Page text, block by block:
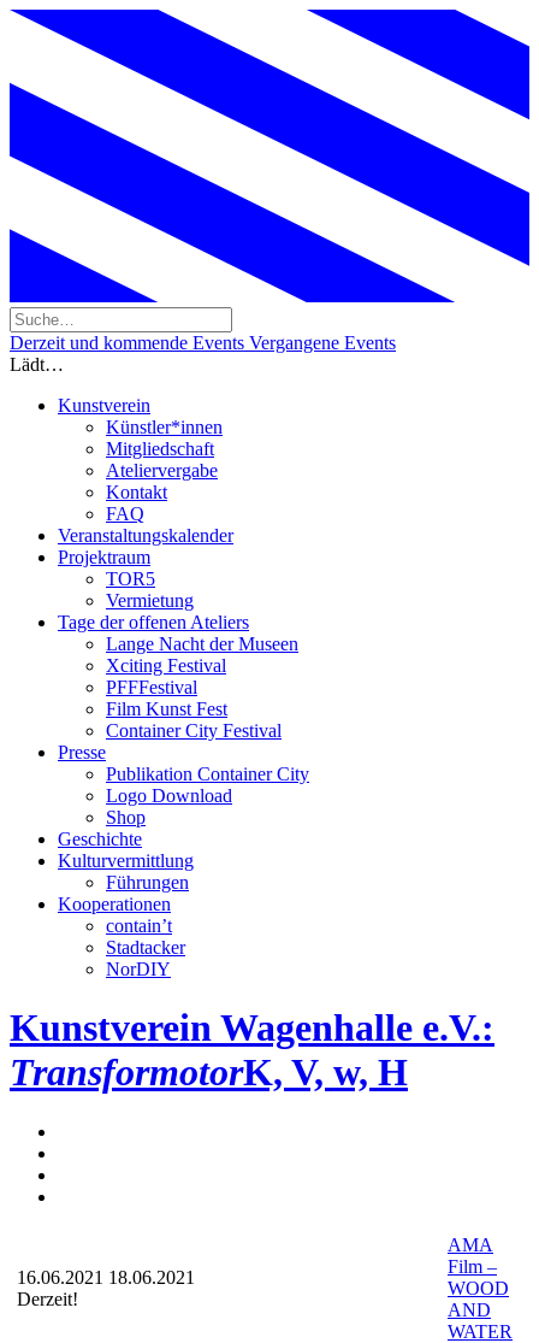
Derzeit und kommende Events Vergangene Events
Lädt…
Kunstverein
Künstler*innen
Mitgliedschaft
Ateliervergabe
Kontakt
FAQ
Veranstaltungskalender
Projektraum
TOR5
Vermietung
Tage der offenen Ateliers
Lange Nacht der Museen
Xciting Festival
PFFFestival
Film Kunst Fest
Container City Festival
Presse
Publikation Container City
Logo Download
Shop
Geschichte
Kulturvermittlung
Führungen
Kooperationen
contain’t
Stadtacker
NorDIY
Kunstverein Wagenhalle e.V.:
TransformotorK, V, w, H
16.06.2021 18.06.2021
Derzeit!
AMA
Film –
WOOD
AND
WATER